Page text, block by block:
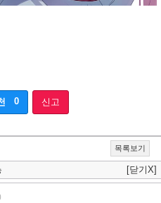
0 신고
목록보기
[닫기X]